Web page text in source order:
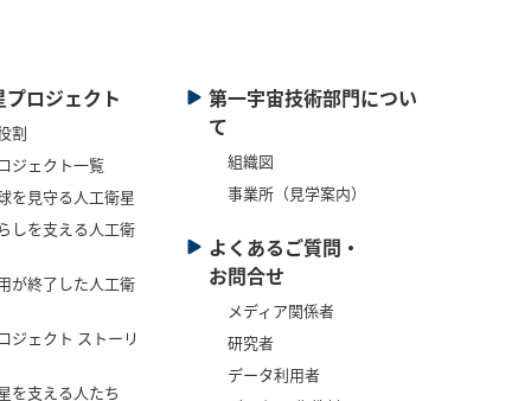
ロジェクト
割
ジェクト一覧
見守る人工衛星
を支える人工衛
終了した人工衛
ジェクト ストーリ
支える人たち
第一宇宙技術部門につい
て
組織図
事業所（見学案内）
よくあるご質問・
お問合せ
メディア関係者
研究者
データ利用者